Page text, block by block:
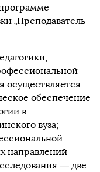
„Преподаватель
осуществляется
обеспечение
в
вуза;
направлений
— две